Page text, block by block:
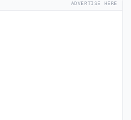
ADVERTISE HERE